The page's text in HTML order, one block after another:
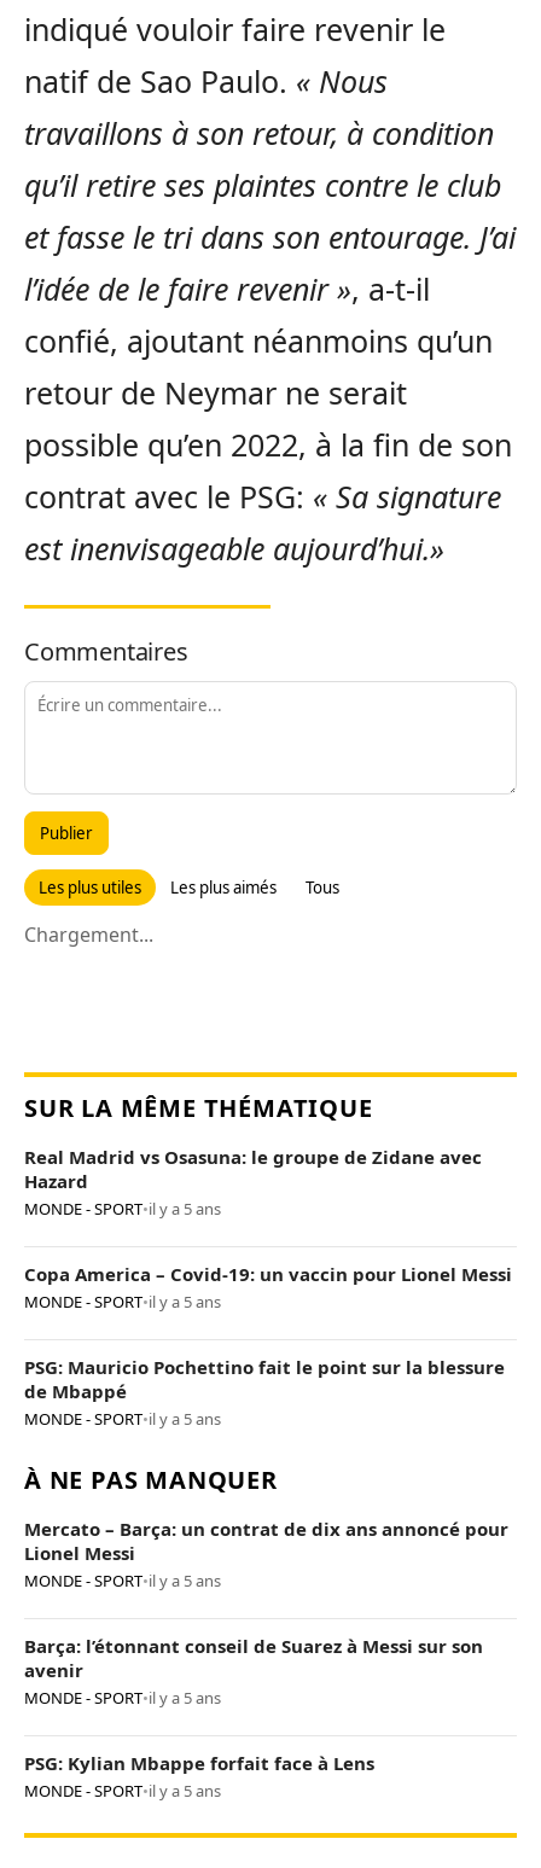
indiqué vouloir faire revenir le
natif de Sao Paulo. « Nous
travaillons à son retour, à condition
qu’il retire ses plaintes contre le club
et fasse le tri dans son entourage. J’ai
l’idée de le faire revenir », a-t-il
confié, ajoutant néanmoins qu’un
retour de Neymar ne serait
possible qu’en 2022, à la fin de son
contrat avec le PSG: « Sa signature
est inenvisageable aujourd’hui.»
Commentaires
Publier
Les plus utiles Les plus aimés Tous
Chargement...
SUR LA MÊME THÉMATIQUE
Real Madrid vs Osasuna: le groupe de Zidane avec
Hazard
MONDE - SPORT•il y a 5 ans
Copa America – Covid-19: un vaccin pour Lionel Messi
MONDE - SPORT•il y a 5 ans
PSG: Mauricio Pochettino fait le point sur la blessure
de Mbappé
MONDE - SPORT•il y a 5 ans
À NE PAS MANQUER
Mercato – Barça: un contrat de dix ans annoncé pour
Lionel Messi
MONDE - SPORT•il y a 5 ans
Barça: l’étonnant conseil de Suarez à Messi sur son
avenir
MONDE - SPORT•il y a 5 ans
PSG: Kylian Mbappe forfait face à Lens
MONDE - SPORT•il y a 5 ans